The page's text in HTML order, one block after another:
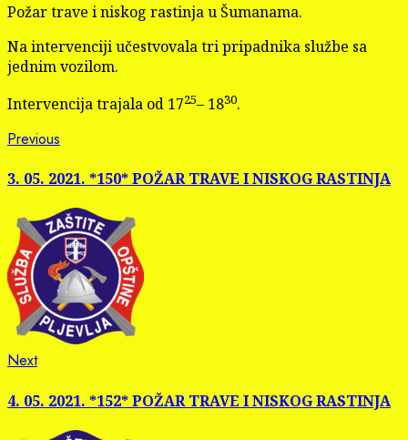
Požar trave i niskog rastinja u Šumanama.
Na intervenciji učestvovala tri pripadnika službe sa
jednim vozilom.
Intervencija trajala od 1725– 1830.
Continue
Reading
Previous
3. 05. 2021. *150* POŽAR TRAVE I NISKOG RASTINJA
NextNext
4. 05. 2021. *152* POŽAR TRAVE I NISKOG RASTINJA